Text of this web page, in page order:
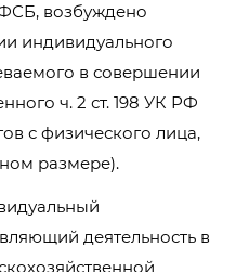
возбуждено
индивидуального
в совершении
ч. 2 ст. 198 УК РФ
с физического лица,
размере).
деятельность в